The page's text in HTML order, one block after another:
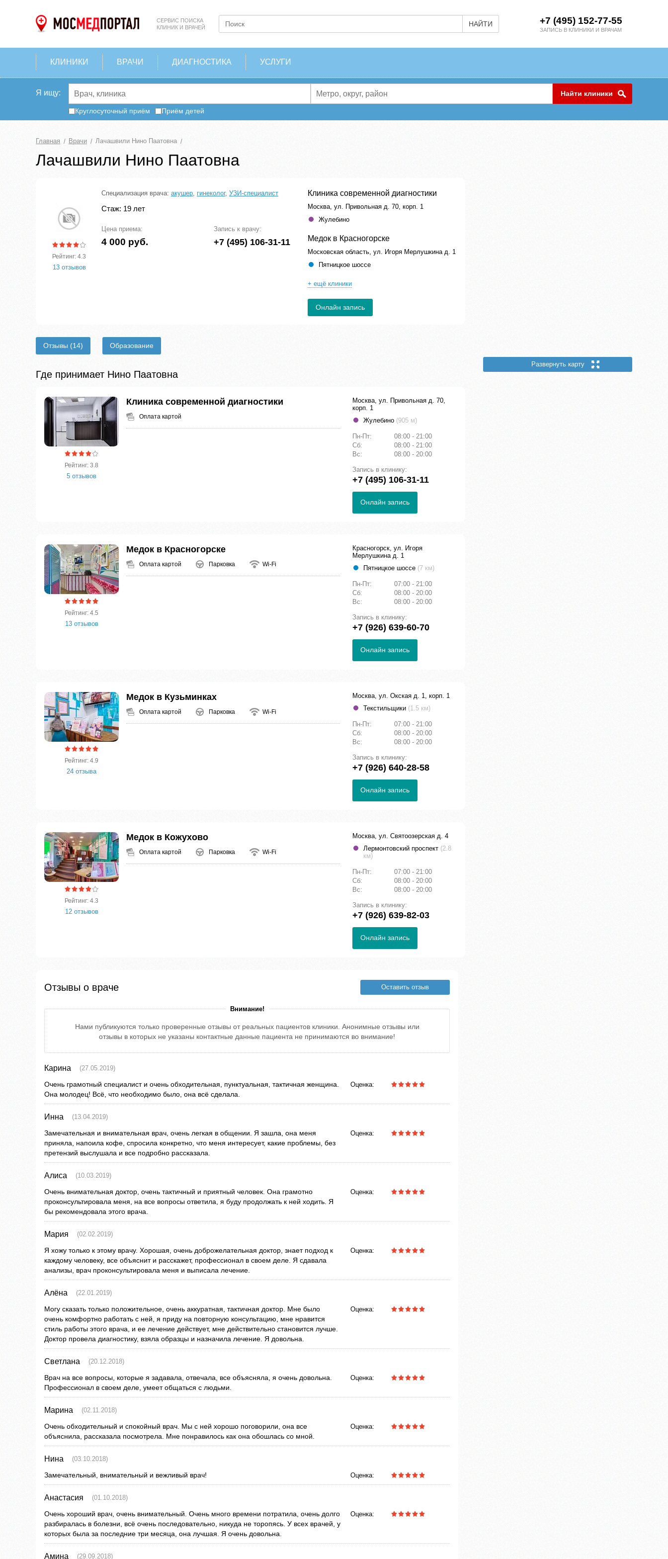
СЕРВИС ПОИСКА
КЛИНИК И ВРАЧЕЙ
НАЙТИ +7 (495) 152-77-55
ЗАПИСЬ В КЛИНИКИ И ВРАЧАМ
КЛИНИКИ ВРАЧИ ДИАГНОСТИКА УСЛУГИ
Я ищу: Найти клиники
Круглосуточный приём Приём детей
Главная Врачи Лачашвили Нино Паатовна
Лачашвили Нино Паатовна
Рейтинг: 4.3
13 отзывов
Специализация врача: акушер, гинеколог, УЗИ-специалист
Стаж: 19 лет
Цена приема:
4 000 руб.
Запись к врачу:
+7 (495) 106-31-11
Клиника современной диагностики
Москва, ул. Привольная д. 70, корп. 1
Жулебино
Медок в Красногорске
Московская область, ул. Игоря Мерлушкина д. 1
Пятницкое шоссе
+ ещё клиники
Онлайн запись
Отзывы (14) Образование
Где принимает Нино Паатовна
Рейтинг: 3.8
5 отзывов
Клиника современной диагностики
Оплата картой
Москва, ул. Привольная д. 70,
корп. 1
Жулебино (905 м)
Пн-Пт:
08:00 - 21:00
Сб:
08:00 - 21:00
Вс:
08:00 - 20:00
Запись в клинику:
+7 (495) 106-31-11
Онлайн запись
Рейтинг: 4.5
13 отзывов
Медок в Красногорске
Оплата картой Парковка Wi-Fi
Красногорск, ул. Игоря
Мерлушкина д. 1
Пятницкое шоссе (7 км)
Пн-Пт:
07:00 - 21:00
Сб:
08:00 - 20:00
Вс:
08:00 - 20:00
Запись в клинику:
+7 (926) 639-60-70
Онлайн запись
Рейтинг: 4.9
24 отзыва
Медок в Кузьминках
Оплата картой Парковка Wi-Fi
Москва, ул. Окская д. 1, корп. 1
Текстильщики (1.5 км)
Пн-Пт:
07:00 - 21:00
Сб:
08:00 - 20:00
Вс:
08:00 - 20:00
Запись в клинику:
+7 (926) 640-28-58
Онлайн запись
Рейтинг: 4.3
12 отзывов
Медок в Кожухово
Оплата картой Парковка Wi-Fi
Москва, ул. Святоозерская д. 4
Лермонтовский проспект (2.8
км)
Пн-Пт:
07:00 - 21:00
Сб:
08:00 - 20:00
Вс:
08:00 - 20:00
Запись в клинику:
+7 (926) 639-82-03
Онлайн запись
Отзывы о враче Оставить отзыв
Внимание!
Нами публикуются только проверенные отзывы от реальных пациентов клиники. Анонимные отзывы или
отзывы в которых не указаны контактные данные пациента не принимаются во внимание!
Карина (27.05.2019)
Очень грамотный специалист и очень обходительная, пунктуальная, тактичная женщина.
Она молодец! Всё, что необходимо было, она всё сделала.
Оценка:
Инна (13.04.2019)
Замечательная и внимательная врач, очень легкая в общении. Я зашла, она меня
приняла, напоила кофе, спросила конкретно, что меня интересует, какие проблемы, без
претензий выслушала и все подробно рассказала.
Оценка:
Алиса (10.03.2019)
Очень внимательная доктор, очень тактичный и приятный человек. Она грамотно
проконсультировала меня, на все вопросы ответила, я буду продолжать к ней ходить. Я
бы рекомендовала этого врача.
Оценка:
Мария (02.02.2019)
Я хожу только к этому врачу. Хорошая, очень доброжелательная доктор, знает подход к
каждому человеку, все объяснит и расскажет, профессионал в своем деле. Я сдавала
анализы, врач проконсультировала меня и выписала лечение.
Оценка:
Алёна (22.01.2019)
Могу сказать только положительное, очень аккуратная, тактичная доктор. Мне было
очень комфортно работать с ней, я приду на повторную консультацию, мне нравится
стиль работы этого врача, и ее лечение действует, мне действительно становится лучше.
Доктор провела диагностику, взяла образцы и назначила лечение. Я довольна.
Оценка:
Светлана (20.12.2018)
Врач на все вопросы, которые я задавала, отвечала, все объясняла, я очень довольна.
Профессионал в своем деле, умеет общаться с людьми.
Оценка:
Марина (02.11.2018)
Очень обходительный и спокойный врач. Мы с ней хорошо поговорили, она все
объяснила, рассказала посмотрела. Мне понравилось как она обошлась со мной.
Оценка:
Нина (03.10.2018)
Замечательный, внимательный и вежливый врач! Оценка:
Анастасия (01.10.2018)
Очень хороший врач, очень внимательный. Очень много времени потратила, очень долго
разбиралась в болезни, всё очень последовательно, никуда не торопясь. У всех врачей, у
которых была за последние три месяца, она лучшая. Я очень довольна.
Оценка:
Амина (29.09.2018)
Развернуть карту